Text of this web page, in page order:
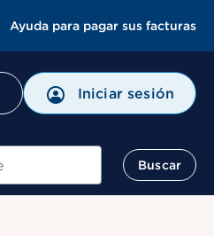
Ayuda para pagar sus facturas
Iniciar sesión
Buscar